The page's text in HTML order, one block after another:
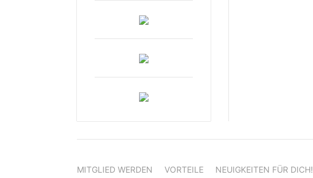
MITGLIED WERDEN VORTEILE NEUIGKEITEN FÜR DICH!